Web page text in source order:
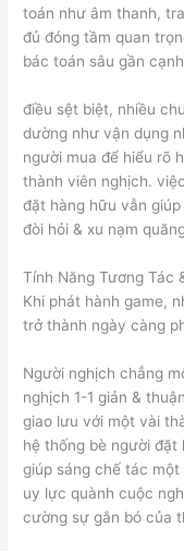
toán như âm thanh,
đủ đóng tầm quan
bác toán sâu gần
điều sệt biệt, nhiều
dường như vận dụng
người mua để hiểu rõ
thành viên nghịch.
đặt hàng hữu vẫn
đòi hỏi & xu nạm
Tính Năng Tương Tác
Khi phát hành game,
trở thành ngày càng
Người nghịch chẳng
nghịch 1-1 giản &
giao lưu với một vài
hệ thống bè người đặt
giúp sáng chế tác
uy lực quành cuộc
cường sự gắn bó của